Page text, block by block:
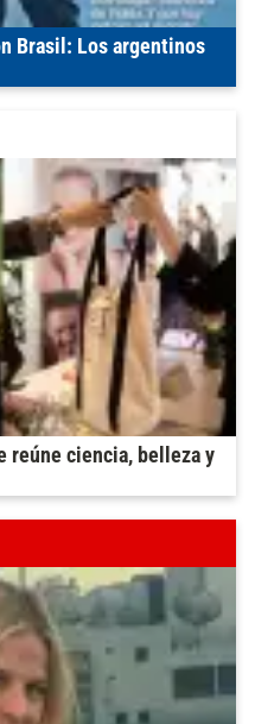
Brasil: Los argentinos
reúne ciencia, belleza y